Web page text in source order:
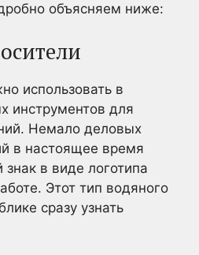
объясняем ниже:
использовать в
инструментов для
Немало деловых
в настоящее время
в виде логотипа
. Этот тип водяного
сразу узнать